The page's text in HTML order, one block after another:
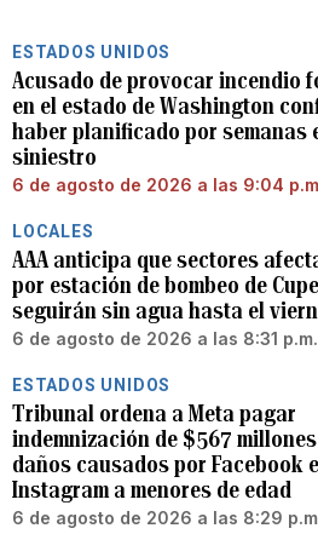
ESTADOS UNIDOS
Acusado de provocar incendio
en el estado de Washington
haber planificado por semanas
siniestro
6 de agosto de 2026 a las 9:04
LOCALES
AAA anticipa que sectores
por estación de bombeo de
seguirán sin agua hasta el
6 de agosto de 2026 a las 8:31 p.m.
ESTADOS UNIDOS
Tribunal ordena a Meta pagar
indemnización de $567
daños causados por Facebook e
Instagram a menores de edad
6 de agosto de 2026 a las 8:29